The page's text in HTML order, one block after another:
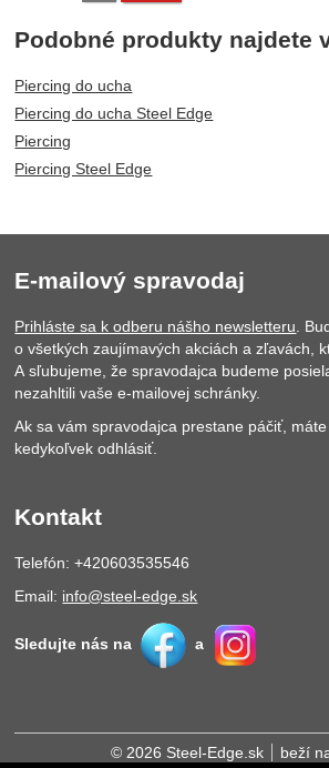
Podobné produkty najdete
Piercing do ucha
Piercing do ucha Steel Edge
Piercing
Piercing Steel Edge
E-mailový spravodaj
Prihláste sa k odberu nášho newsletteru.
o všetkých zaujímavých akciách a zľavách,
A sľubujeme, že spravodajca budeme
nezahltili vaše e-mailovej schránky.
Ak sa vám spravodajca prestane páčiť,
kedykoľvek odhlásiť.
Kontakt
Telefón: +420603535546
Email: info@steel-edge.sk
Sledujte nás na a
© 2026 Steel-Edge.sk beží